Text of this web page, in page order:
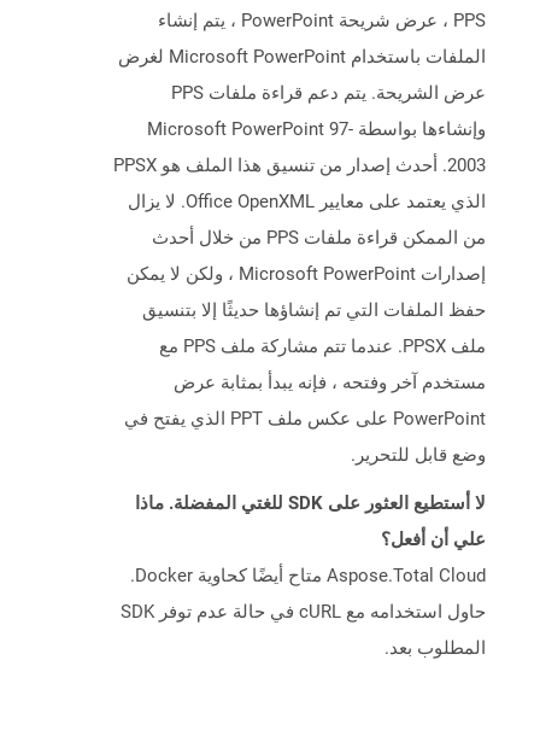
PPS ، عرض شريحة PowerPoint ، يتم إنشاء
الملفات باستخدام Microsoft PowerPoint لغرض
عرض الشريحة. يتم دعم قراءة ملفات PPS
وإنشاءها بواسطة Microsoft PowerPoint 97-
2003. أحدث إصدار من تنسيق هذا الملف هو PPSX
الذي يعتمد على معايير Office OpenXML. لا يزال
من الممكن قراءة ملفات PPS من خلال أحدث
إصدارات Microsoft PowerPoint ، ولكن لا يمكن
حفظ الملفات التي تم إنشاؤها حديثًا إلا بتنسيق
ملف PPSX. عندما تتم مشاركة ملف PPS مع
مستخدم آخر وفتحه ، فإنه يبدأ بمثابة عرض
PowerPoint على عكس ملف PPT الذي يفتح في
وضع قابل للتحرير.
لا أستطيع العثور على SDK للغتي المفضلة. ماذا
علي أن أفعل؟
Aspose.Total Cloud متاح أيضًا كحاوية Docker.
حاول استخدامه مع cURL في حالة عدم توفر SDK
المطلوب بعد.